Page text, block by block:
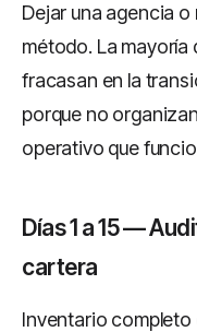
Dejar una agencia
método. La
fracasan en la
porque no
operativo que
Días 1 a 15 —
cartera
Inventario completo